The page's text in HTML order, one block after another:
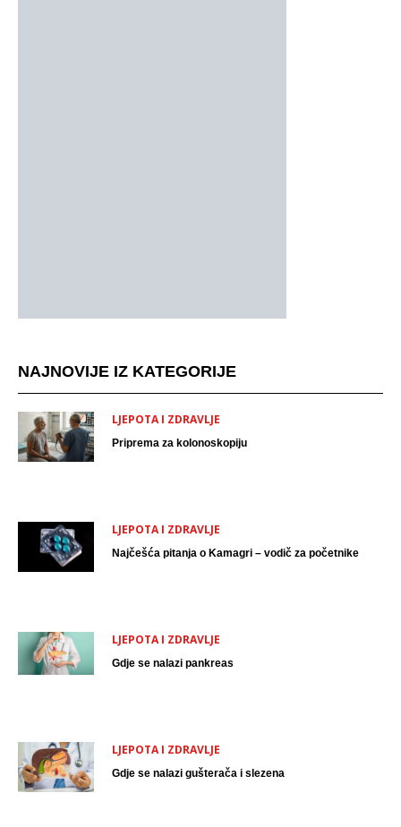
NAJNOVIJE IZ KATEGORIJE
LJEPOTA I ZDRAVLJE
Priprema za kolonoskopiju
LJEPOTA I ZDRAVLJE
Najčešća pitanja o Kamagri – vodič za početnike
LJEPOTA I ZDRAVLJE
Gdje se nalazi pankreas
LJEPOTA I ZDRAVLJE
Gdje se nalazi gušterača i slezena